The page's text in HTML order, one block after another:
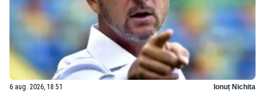
6 aug. 2026, 18:51 Ionuț Nichita